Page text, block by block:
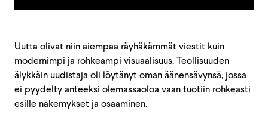
Uutta olivat niin aiempaa räyhäkämmät viestit kuin
modernimpi ja rohkeampi visuaalisuus. Teollisuuden
älykkäin uudistaja oli löytänyt oman äänensävynsä, jossa
ei pyydelty anteeksi olemassaoloa vaan tuotiin rohkeasti
esille näkemykset ja osaaminen.